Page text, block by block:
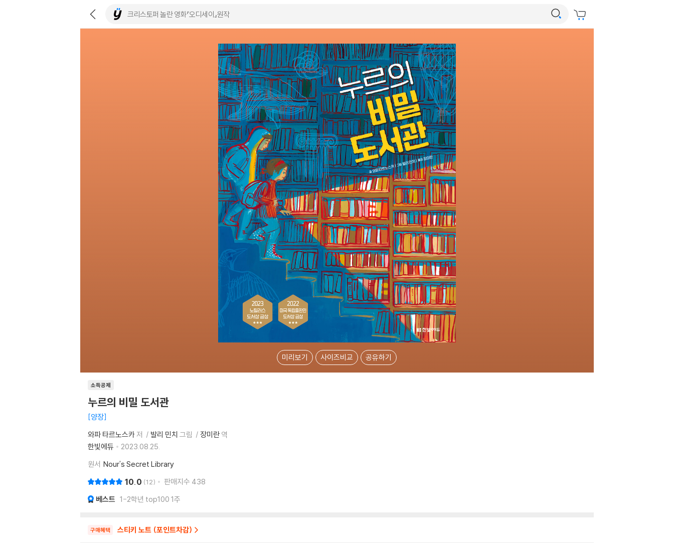
미리보기 사이즈비교 공유하기
소득공제
누르의 비밀 도서관
양장
와파 타르노스카저 발리 민치 그림 장미란 역
한빛에듀
2023.08.25.
원서 Nour's Secret Library
10.0 12 판매지수 438
베스트 1-2학년 top100 1주
구매혜택 스티키 노트 (포인트차감)